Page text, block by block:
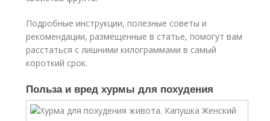
Подробные инструкции, полезные советы и
рекомендации, размещенные в статье, помогут вам
расстаться с лишними килограммами в самый
короткий срок.
Польза и вред хурмы для похудения